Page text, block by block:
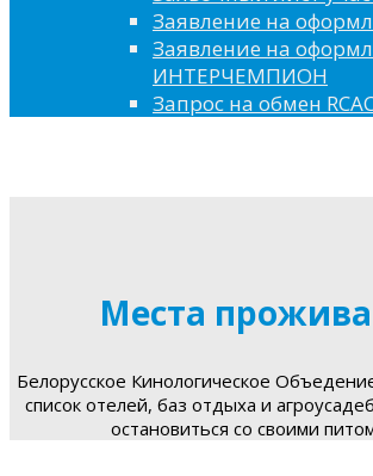
Заявление на
Заявление на
ИНТЕРЧЕМПИОН
Запрос на обмен
Места
Белорусское Кинологическое
список отелей, баз отдыха и
остановиться со своими